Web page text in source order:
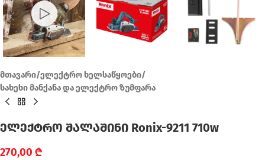
მთავარი/ელექტრო ხელსაწყოები/
სახეხი მანქანა და ელექტრო ზუმფარა
ელექტრო შალაშინი Ronix-9211 710w
270,00 ₾